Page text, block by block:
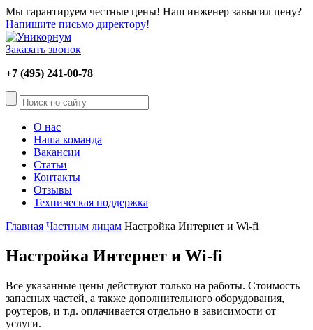
Мы гарантируем честные цены! Наш инженер завысил цену?
Напишите письмо директору!
Заказать звонок
+7 (495) 241-00-78
О нас
Наша команда
Вакансии
Статьи
Контакты
Отзывы
Техническая поддержка
Главная Частным лицам Настройка Интернет и Wi-fi
Настройка Интернет и Wi-fi
Все указанные цены действуют только на работы. Стоимость
запасных частей, а также дополнительного оборудования,
роутеров, и т.д. оплачивается отдельно в зависимости от
услуги.